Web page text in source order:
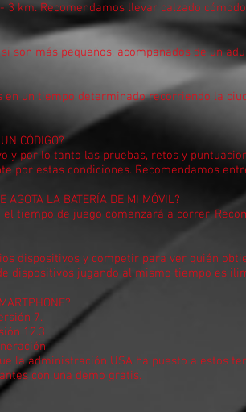
km. Recomendamos llevar calzado
son más pequeños, acompañados de un
un tiempo determinado recorriendo la
CÓDIGO?
y por lo tanto las pruebas, retos y
por estas condiciones. Recomendamos
AGOTA LA BATERÍA DE MI MÓVIL?
el tiempo de juego comenzará a correr.
dispositivos y competir para ver quién
dispositivos jugando al mismo tiempo es
7.
12.3
la administración USA ha puesto a estos
con una demo gratis.